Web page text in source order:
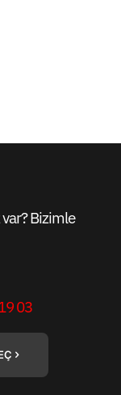
var? Bizimle
03